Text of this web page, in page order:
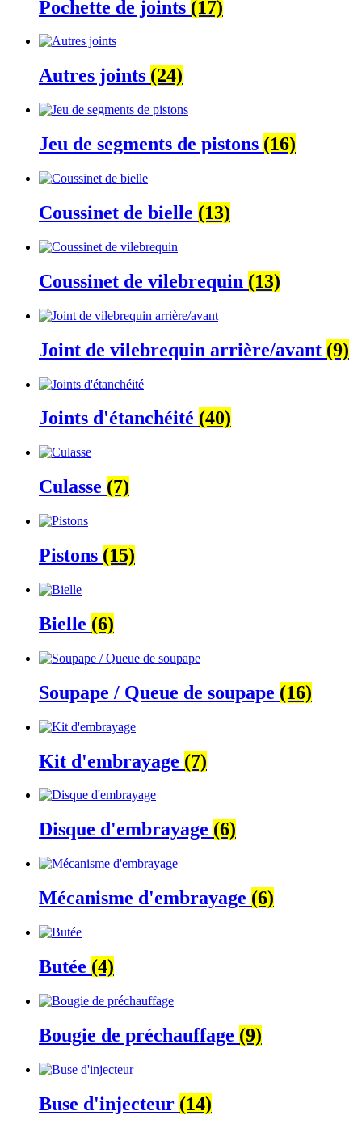
Pochette de joints (17)
Autres joints (24)
Jeu de segments de pistons (16)
Coussinet de bielle (13)
Coussinet de vilebrequin (13)
Joint de vilebrequin arrière/avant (9)
Joints d'étanchéité (40)
Culasse (7)
Pistons (15)
Bielle (6)
Soupape / Queue de soupape (16)
Kit d'embrayage (7)
Disque d'embrayage (6)
Mécanisme d'embrayage (6)
Butée (4)
Bougie de préchauffage (9)
Buse d'injecteur (14)